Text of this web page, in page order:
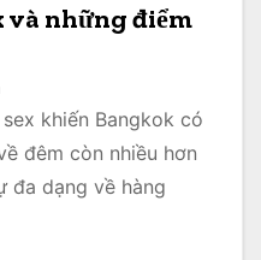
và những điểm
khiến Bangkok có
đêm còn nhiều hơn
đa dạng về hàng